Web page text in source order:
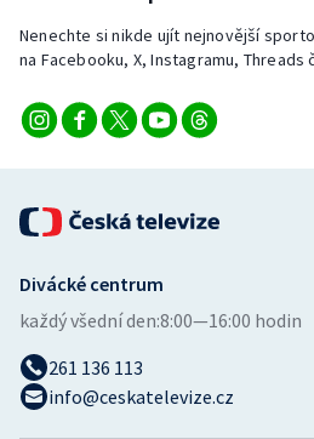
Veslování
Volejbal
Nenechte si nikde ujít nejnovější
na Facebooku, X, Instagramu, Threads
Divácké centrum
každý všední den:8:00—16:00 hodin
261 136 113
info@ceskatelevize.cz